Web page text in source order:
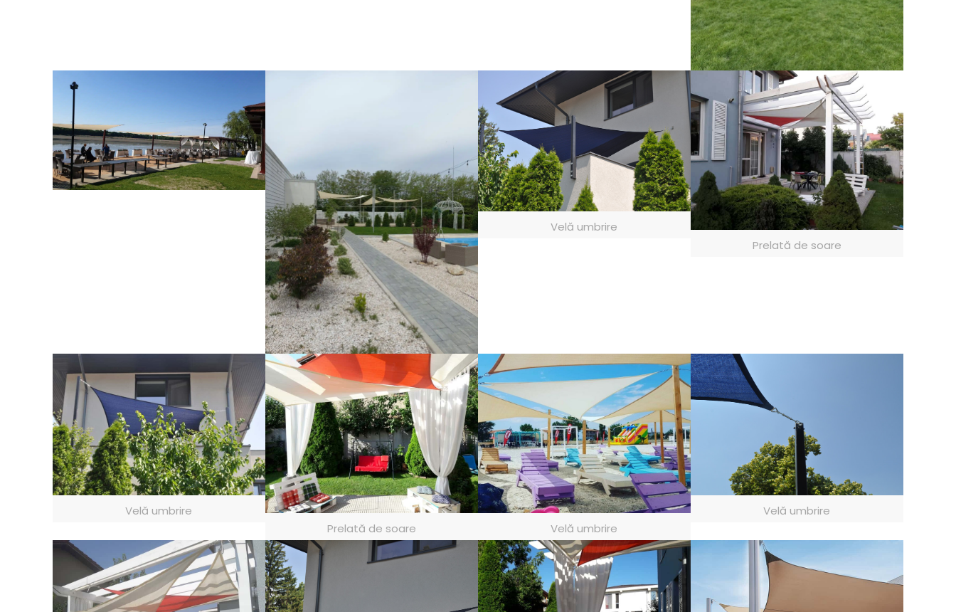
Velă umbrire
Prelată de soare
Velă umbrire
Prelată de soare
Velă umbrire
Velă umbrire